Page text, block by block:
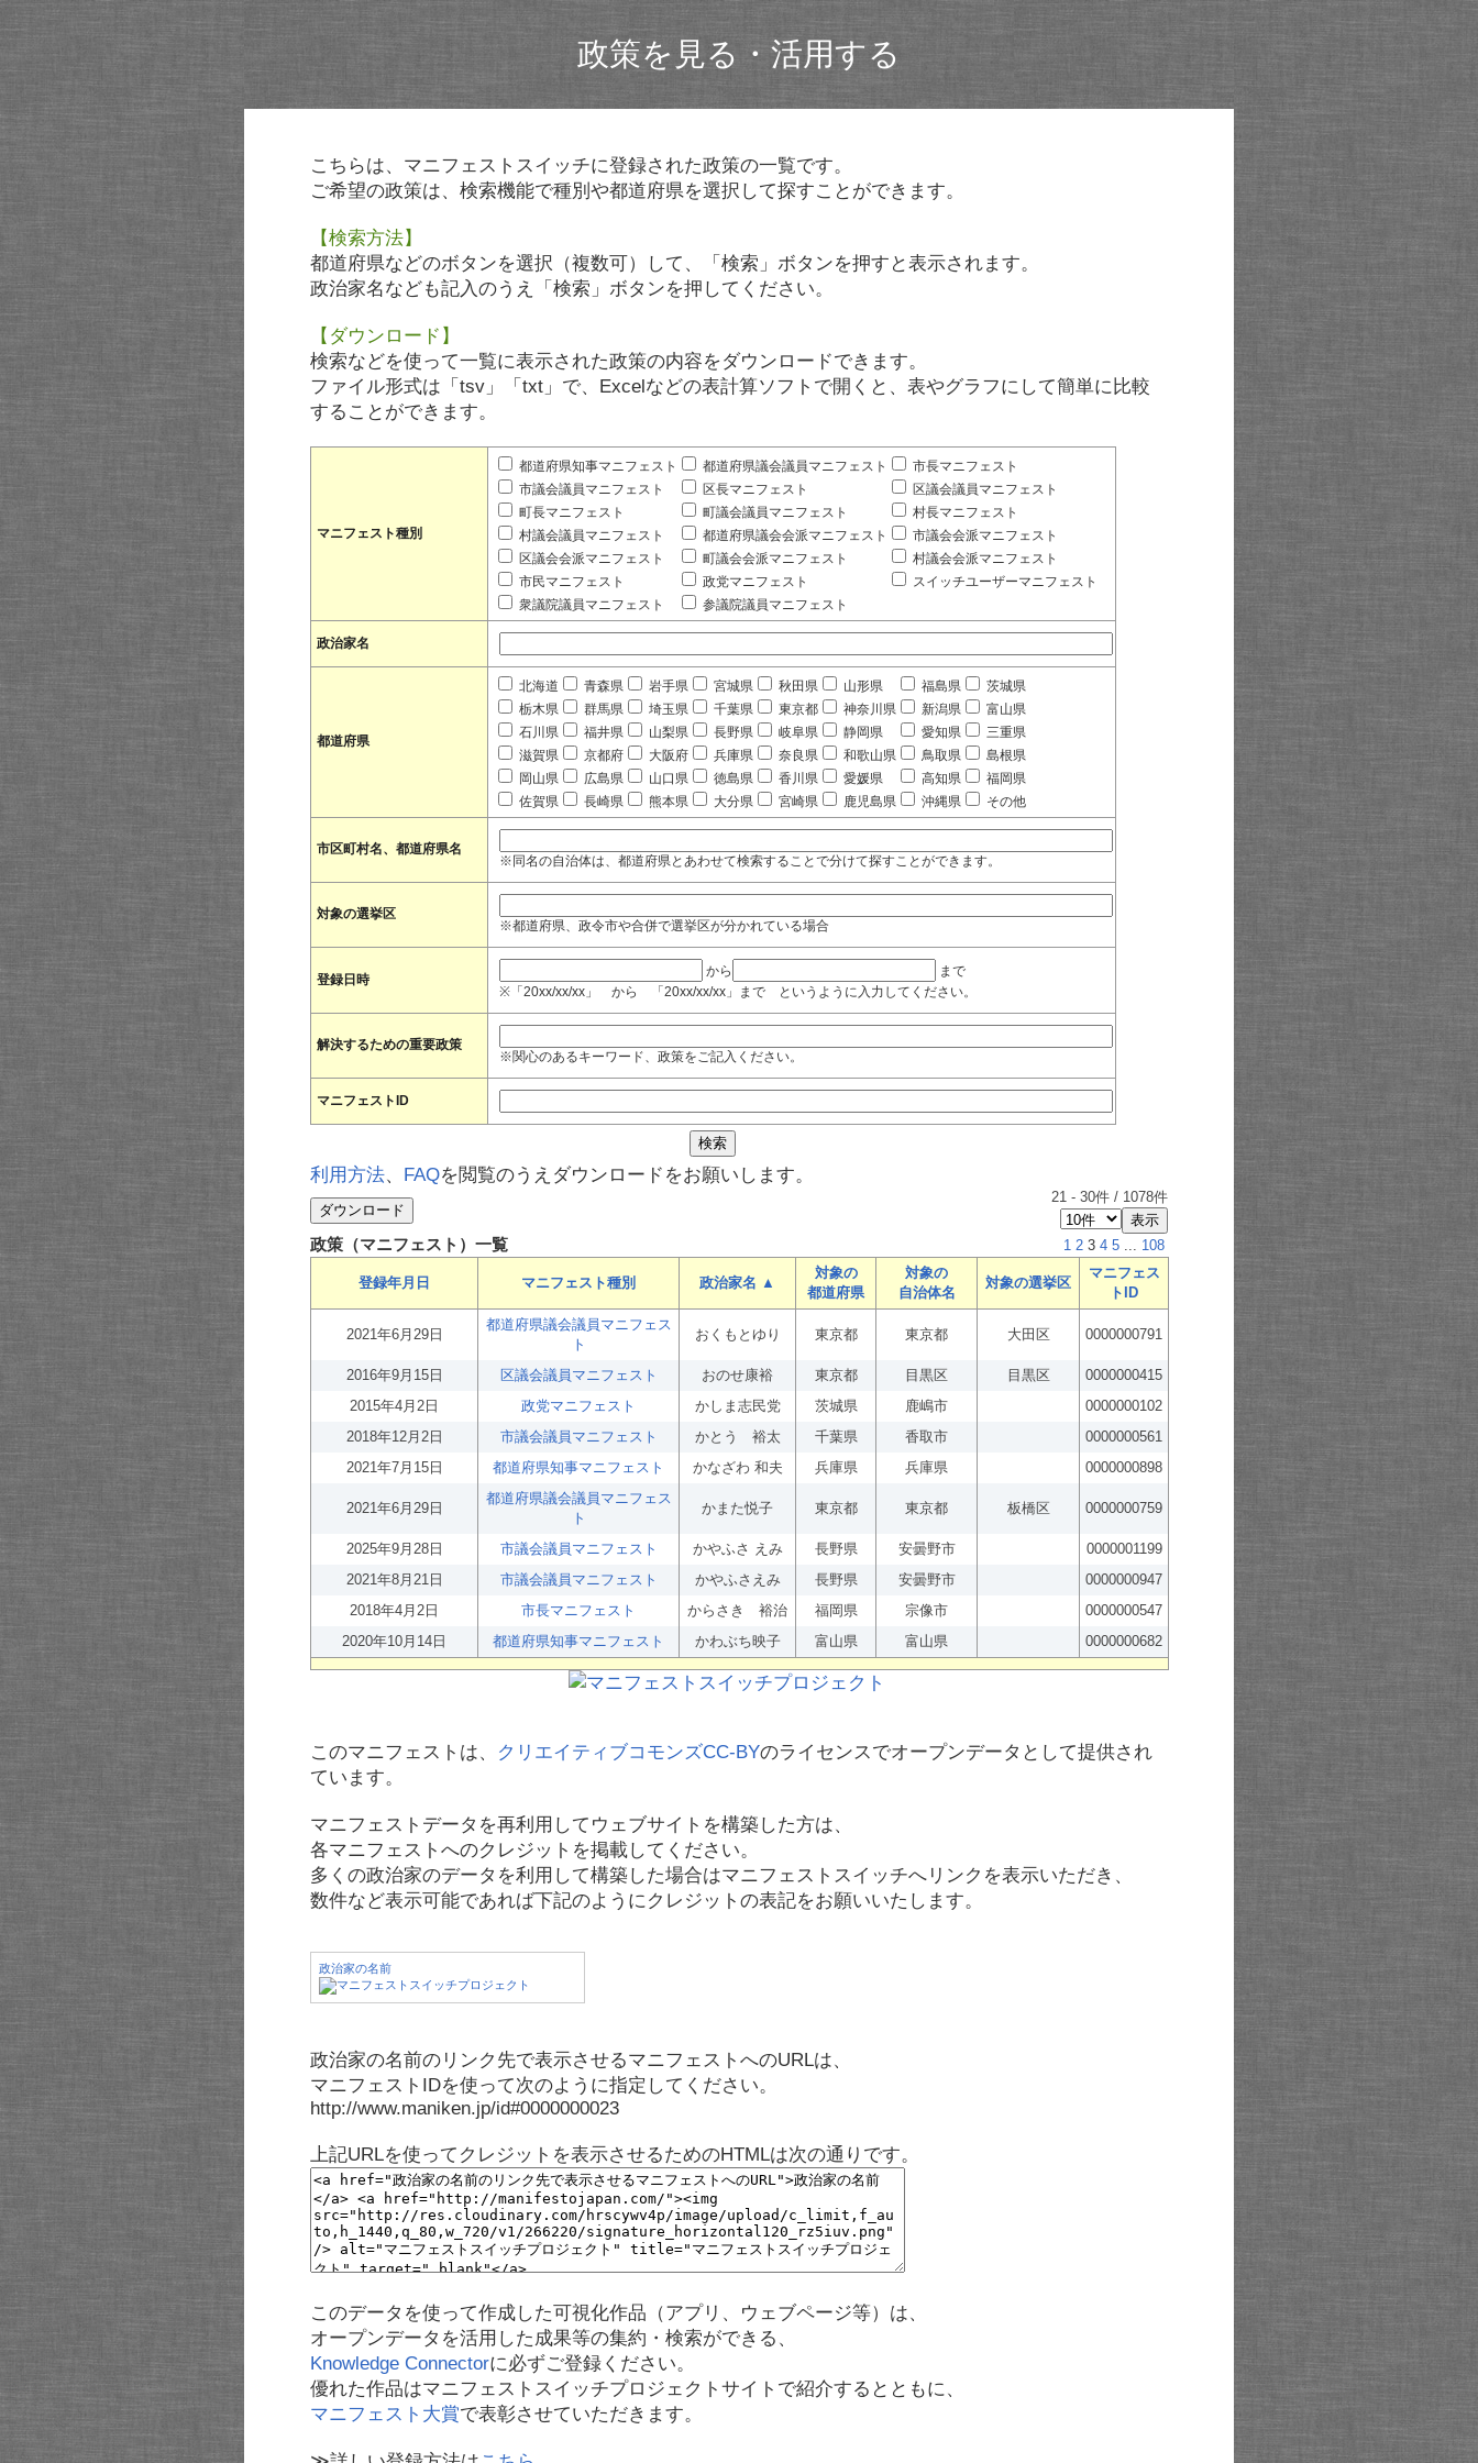
政策を見る・活用する
こちらは、マニフェストスイッチに登録された政策の一覧です。
ご希望の政策は、検索機能で種別や都道府県を選択して探すことができます。
【検索方法】
都道府県などのボタンを選択（複数可）して、「検索」ボタンを押すと表示されます。
政治家名なども記入のうえ「検索」ボタンを押してください。
【ダウンロード】
検索などを使って一覧に表示された政策の内容をダウンロードできます。
ファイル形式は「tsv」「txt」で、Excelなどの表計算ソフトで開くと、表やグラフにして簡単に比較
することができます。
マニフェスト種別
都道府県知事マニフェスト 都道府県議会議員マニフェスト
市長マニフェスト
市議会議員マニフェスト
区長マニフェスト
区議会議員マニフェスト
町長マニフェスト
町議会議員マニフェスト
村長マニフェスト
村議会議員マニフェスト
都道府県議会会派マニフェスト
市議会会派マニフェスト
区議会会派マニフェスト
町議会会派マニフェスト
村議会会派マニフェスト
市民マニフェスト
政党マニフェスト
スイッチユーザーマニフェスト
衆議院議員マニフェスト
参議院議員マニフェスト
政治家名
都道府県
北海道 青森県 岩手県 宮城県 秋田県 山形県 福島県
茨城県
栃木県
群馬県 埼玉県 千葉県 東京都 神奈川県 新潟県
富山県
石川県
福井県 山梨県 長野県 岐阜県 静岡県 愛知県
三重県
滋賀県
京都府 大阪府 兵庫県 奈良県 和歌山県 鳥取県
島根県
岡山県
広島県 山口県 徳島県 香川県 愛媛県 高知県
福岡県
佐賀県
長崎県 熊本県 大分県 宮崎県 鹿児島県 沖縄県 その他
市区町村名、都道府県名
※同名の自治体は、都道府県とあわせて検索することで分けて探すことができます。
対象の選挙区
※都道府県、政令市や合併で選挙区が分かれている場合
登録日時
から
まで
※「20xx/xx/xx」 から 「20xx/xx/xx」まで というように入力してください。
解決するための重要政策
※関心のあるキーワード、政策をご記入ください。
マニフェストID
利用方法、 FAQを閲覧のうえダウンロードをお願いします。
21 - 30件 / 1078件
政策（マニフェスト）一覧 1 2 3 4 5 ... 108
登録年月日 マニフェスト種別 政治家名 ▲
対象の
都道府県
対象の
自治体名
対象の選挙区
マニフェス
トID
2021年6月29日
都道府県議会議員マニフェス
ト
おくもとゆり 東京都 東京都 大田区 0000000791
2016年9月15日 区議会議員マニフェスト おのせ康裕 東京都 目黒区 目黒区
0000000415
2015年4月2日
政党マニフェスト かしま志民党 茨城県 鹿嶋市
0000000102
2018年12月2日
市議会議員マニフェスト かとう 裕太 千葉県 香取市
0000000561
2021年7月15日
都道府県知事マニフェスト かなざわ 和夫 兵庫県 兵庫県 0000000898
2021年6月29日
都道府県議会議員マニフェス
ト
かまた悦子 東京都 東京都 板橋区 0000000759
2025年9月28日 市議会議員マニフェスト かやふさ えみ 長野県 安曇野市
0000001199
2021年8月21日
市議会議員マニフェスト かやふさえみ 長野県 安曇野市
0000000947
2018年4月2日
市長マニフェスト からさき 裕治 福岡県 宗像市
0000000547
2020年10月14日
都道府県知事マニフェスト かわぶち映子 富山県 富山県 0000000682
このマニフェストは、 クリエイティブコモンズCC-BYのライセンスでオープンデータとして提供され
ています。
マニフェストデータを再利用してウェブサイトを構築した方は、
各マニフェストへのクレジットを掲載してください。
多くの政治家のデータを利用して構築した場合はマニフェストスイッチへリンクを表示いただき、
数件など表示可能であれば下記のようにクレジットの表記をお願いいたします。
政治家の名前
政治家の名前のリンク先で表示させるマニフェストへのURLは、
マニフェストIDを使って次のように指定してください。
http://www.maniken.jp/id#0000000023
上記URLを使ってクレジットを表示させるためのHTMLは次の通りです。
このデータを使って作成した可視化作品（アプリ、ウェブページ等）は、
オープンデータを活用した成果等の集約・検索ができる、
Knowledge Connectorに必ずご登録ください。
優れた作品はマニフェストスイッチプロジェクトサイトで紹介するとともに、
マニフェスト大賞で表彰させていただきます。